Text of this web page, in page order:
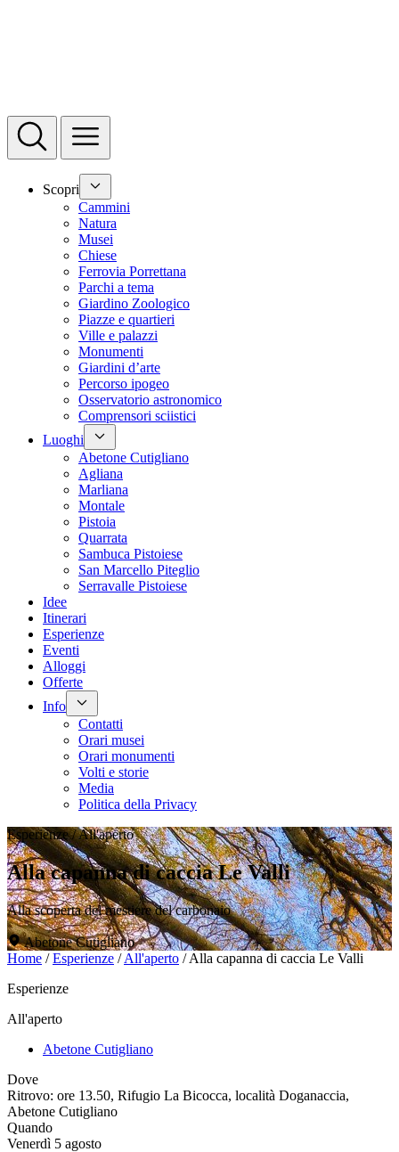
Scopri
Cammini
Natura
Musei
Chiese
Ferrovia Porrettana
Parchi a tema
Giardino Zoologico
Piazze e quartieri
Ville e palazzi
Monumenti
Giardini d’arte
Percorso ipogeo
Osservatorio astronomico
Comprensori sciistici
Luoghi
Abetone Cutigliano
Agliana
Marliana
Montale
Pistoia
Quarrata
Sambuca Pistoiese
San Marcello Piteglio
Serravalle Pistoiese
Idee
Itinerari
Esperienze
Eventi
Alloggi
Offerte
Info
Contatti
Orari musei
Orari monumenti
Volti e storie
Media
Politica della Privacy
Esperienze /All'aperto
Alla capanna di caccia Le Valli
Alla scoperta del mestiere del carbonaio
Abetone Cutigliano
Home /Esperienze /All'aperto /Alla capanna di caccia Le Valli
Esperienze
All'aperto
Abetone Cutigliano
Dove
Ritrovo: ore 13.50, Rifugio La Bicocca, località Doganaccia,
Abetone Cutigliano
Quando
Venerdì 5 agosto